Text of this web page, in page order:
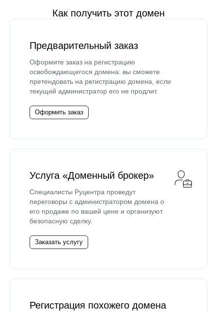
Как получить этот домен
Предварительный заказ
Оформите заказ на регистрацию
освобождающегося домена: вы сможете
претендовать на регистрацию домена, если
текущий администратор его не продлит.
Оформить заказ
Услуга «Доменный брокер»
Специалисты Руцентра проведут
переговоры с администратором домена о
его продаже по вашей цене и организуют
безопасную сделку.
Заказать услугу
Регистрация похожего домена